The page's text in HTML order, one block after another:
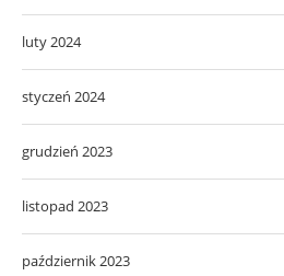
luty 2024
styczeń 2024
grudzień 2023
listopad 2023
październik 2023